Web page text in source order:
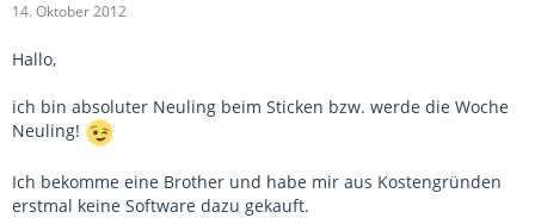
14. Oktober 2012
Hallo,
ich bin absoluter Neuling beim Sticken bzw. werde die Woche
Neuling!
Ich bekomme eine Brother und habe mir aus Kostengründen
erstmal keine Software dazu gekauft.